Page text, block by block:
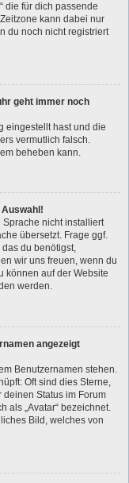
die für dich passende
kann dabei nur
du noch nicht registriert
geht immer noch
eingestellt hast und die
vermutlich falsch.
beheben kann.
nicht installiert
übersetzt. Frage ggf.
du benötigst,
wir uns freuen, wenn du
können auf der Website
werden.
angezeigt
Benutzernamen stehen.
Oft sind dies Sterne,
Status im Forum
als „Avatar“ bezeichnet.
Bild, welches von